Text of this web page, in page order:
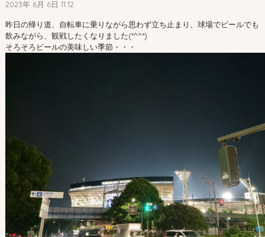
2023年 6月 6日 11:12
昨日の帰り道、自転車に乗りながら思わず立ち止まり、球場でビールでも
飲みながら、観戦したくなりました(*^^*)
そろそろビールの美味しい季節・・・